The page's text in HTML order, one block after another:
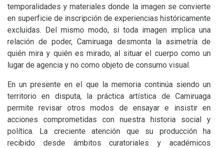
temporalidades y materiales donde la imagen se convierte
en superficie de inscripción de experiencias históricamente
excluidas. Del mismo modo, si toda imagen implica una
relación de poder, Camiruaga desmonta la asimetría de
quién mira y quién es mirado, al situar el cuerpo como un
lugar de agencia y no como objeto de consumo visual.
En un presente en el que la memoria continúa siendo un
territorio en disputa, la práctica artística de Camiruaga
permite revisar otros modos de ensayar e insistir en
acciones comprometidas con nuestra historia social y
política. La creciente atención que su producción ha
recibido desde ámbitos curatoriales y académicos